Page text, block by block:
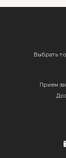
Выбрать
Прием